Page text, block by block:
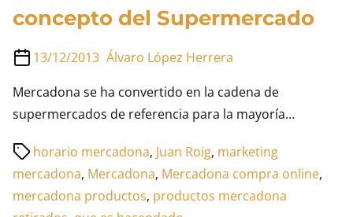
concepto del Supermercado
13/12/2013 Álvaro López Herrera
Mercadona se ha convertido en la cadena de
supermercados de referencia para la mayoría…
horario mercadona, Juan Roig, marketing
mercadona, Mercadona, Mercadona compra online,
mercadona productos, productos mercadona
Tiempo
de
lectura